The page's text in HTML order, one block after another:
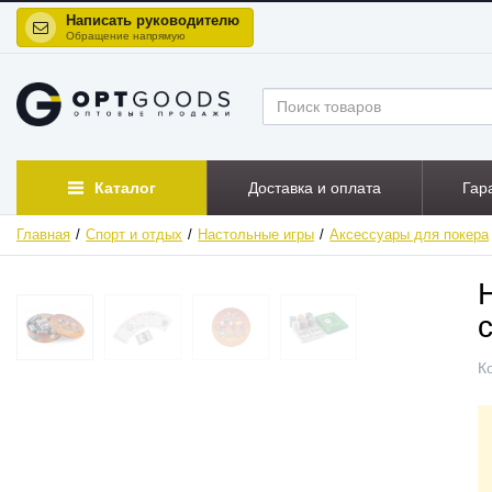
Написать руководителю
Обращение напрямую
Каталог Доставка и оплата
Главная Спорт и отдых Настольные игры Аксессуары для покера
ХИТ